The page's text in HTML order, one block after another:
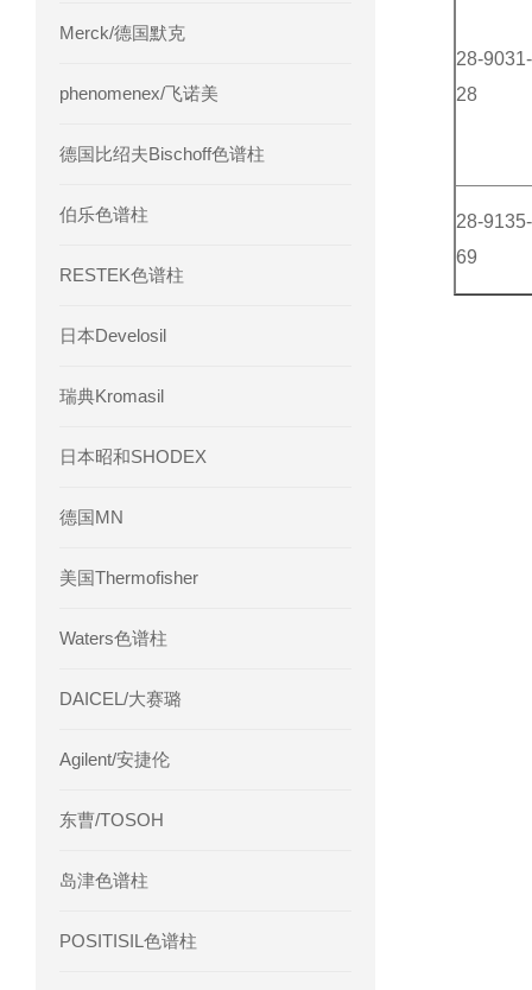
Merck/德国默克
phenomenex/飞诺美
德国比绍夫Bischoff色谱柱
伯乐色谱柱
RESTEK色谱柱
日本Develosil
瑞典Kromasil
日本昭和SHODEX
德国MN
美国Thermofisher
Waters色谱柱
DAICEL/大赛璐
Agilent/安捷伦
东曹/TOSOH
岛津色谱柱
POSITISIL色谱柱
28-9031-
28
28-9135-
69